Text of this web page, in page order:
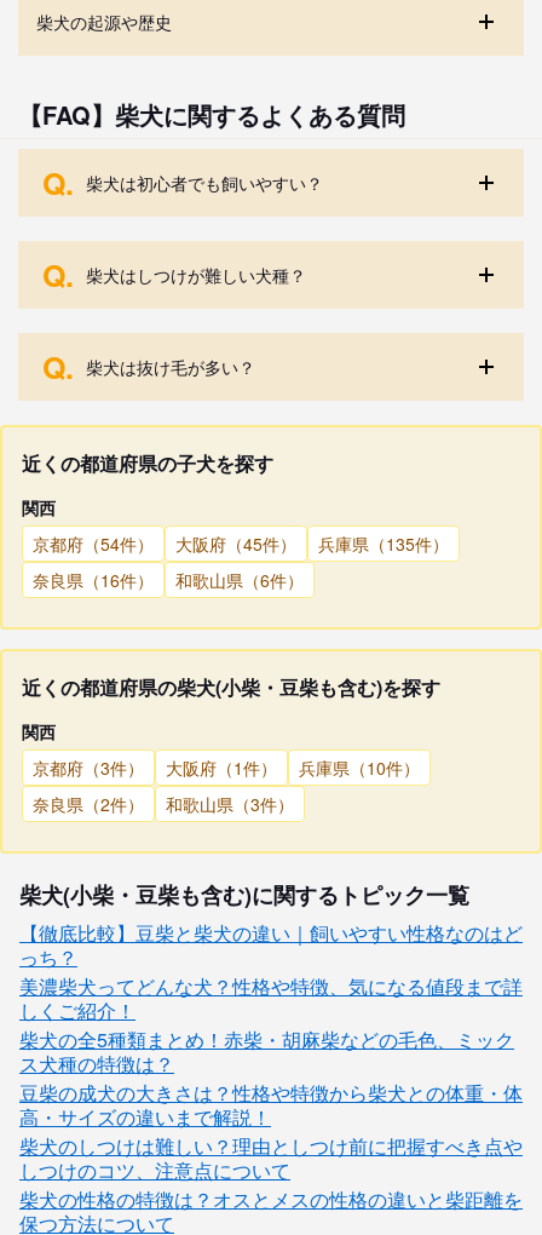
柴犬の起源や歴史
【FAQ】柴犬に関するよくある質問
Q. 柴犬は初心者でも飼いやすい？
Q. 柴犬はしつけが難しい犬種？
Q. 柴犬は抜け毛が多い？
近くの都道府県の子犬を探す
関西
京都府（54件）
大阪府（45件）
兵庫県（135件）
奈良県（16件）
和歌山県（6件）
近くの都道府県の柴犬(小柴・豆柴も含む)を探す
関西
京都府（3件）
大阪府（1件）
兵庫県（10件）
奈良県（2件）
和歌山県（3件）
柴犬(小柴・豆柴も含む)に関するトピック一覧
【徹底比較】豆柴と柴犬の違い｜飼いやすい性格なのはど
っち？
美濃柴犬ってどんな犬？性格や特徴、気になる値段まで詳
しくご紹介！
柴犬の全5種類まとめ！赤柴・胡麻柴などの毛色、ミック
ス犬種の特徴は？
豆柴の成犬の大きさは？性格や特徴から柴犬との体重・体
高・サイズの違いまで解説！
柴犬のしつけは難しい？理由としつけ前に把握すべき点や
しつけのコツ、注意点について
柴犬の性格の特徴は？オスとメスの性格の違いと柴距離を
保つ方法について